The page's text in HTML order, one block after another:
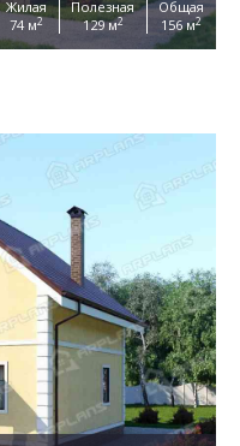
Жилая
74 м2
Полезная
129 м2
Общая
156 м2